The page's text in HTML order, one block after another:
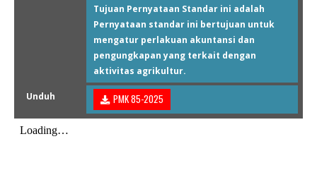
Tujuan Pernyataan Standar ini adalah
Pernyataan standar ini bertujuan untuk
mengatur perlakuan akuntansi dan
pengungkapan yang terkait dengan
aktivitas agrikultur.
Unduh PMK 85-2025